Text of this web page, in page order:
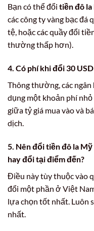
Bạn có thể đổi tiền đô
các công ty vàng bạc đá
tệ, hoặc các quầy đổi
thường thấp hơn).
4. Có phí khi đổi30
Thông thường, các
dụng một khoản phí
giữa tỷ giá mua vào và
dịch.
5. Nên đổitiền đô la Mỹ
hay đổi tại điểm đến?
Điều này tùy thuộc vào
đổi một phần ở Việt
lựa chọn tốt nhất. Luôn
nhất.